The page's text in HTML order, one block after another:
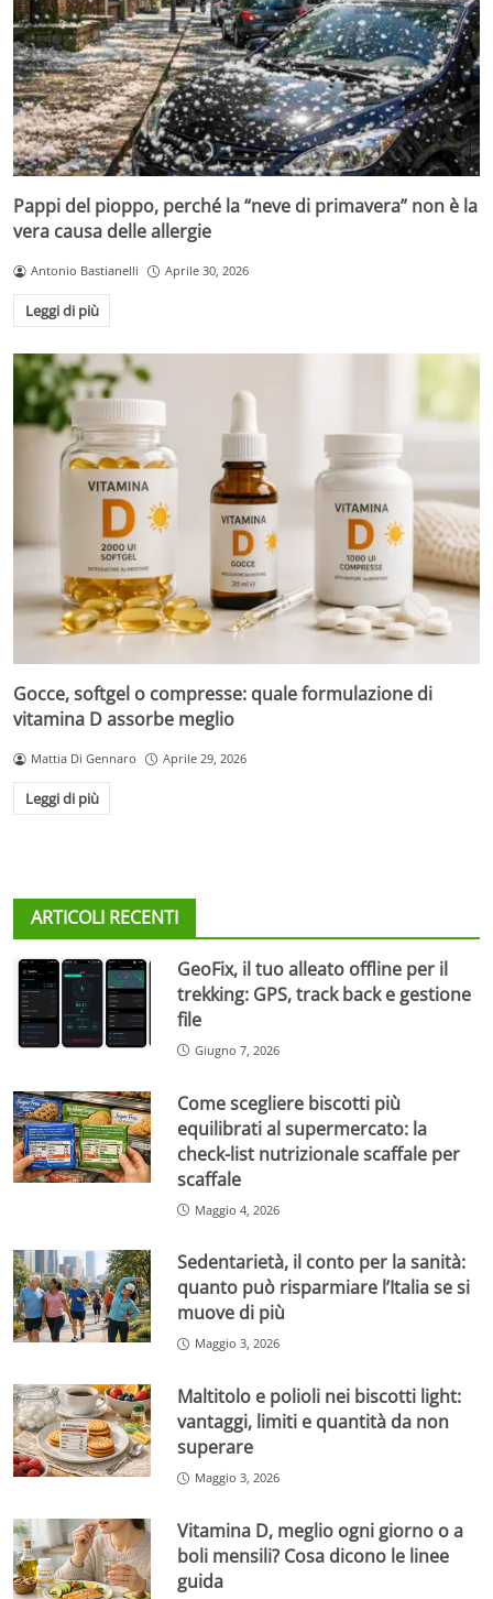
Pappi del pioppo, perché la “neve di primavera” non è la
vera causa delle allergie
Antonio Bastianelli Aprile 30, 2026
Leggi di più
Gocce, softgel o compresse: quale formulazione di
vitamina D assorbe meglio
Mattia Di Gennaro Aprile 29, 2026
Leggi di più
ARTICOLI RECENTI
GeoFix, il tuo alleato offline per il
trekking: GPS, track back e gestione
file
Giugno 7, 2026
Come scegliere biscotti più
equilibrati al supermercato: la
check-list nutrizionale scaffale per
scaffale
Maggio 4, 2026
Sedentarietà, il conto per la sanità:
quanto può risparmiare l’Italia se si
muove di più
Maggio 3, 2026
Maltitolo e polioli nei biscotti light:
vantaggi, limiti e quantità da non
superare
Maggio 3, 2026
Vitamina D, meglio ogni giorno o a
boli mensili? Cosa dicono le linee
guida